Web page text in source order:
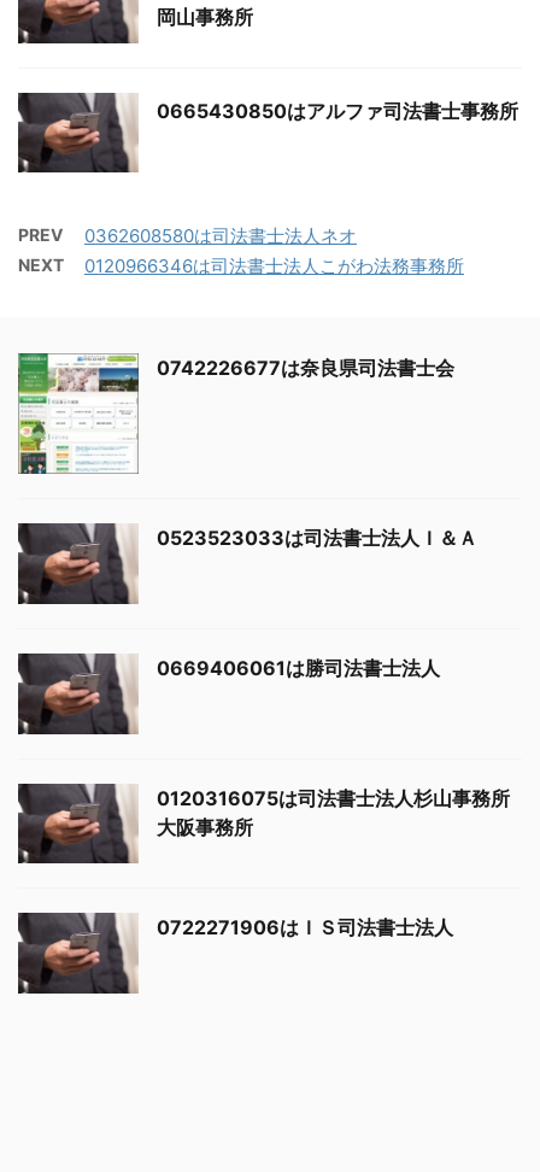
岡山事務所
0665430850はアルファ司法書士事務所
PREV 0362608580は司法書士法人ネオ
NEXT 0120966346は司法書士法人こがわ法務事務所
0742226677は奈良県司法書士会
0523523033は司法書士法人Ｉ＆Ａ
0669406061は勝司法書士法人
0120316075は司法書士法人杉山事務所
大阪事務所
0722271906はＩＳ司法書士法人